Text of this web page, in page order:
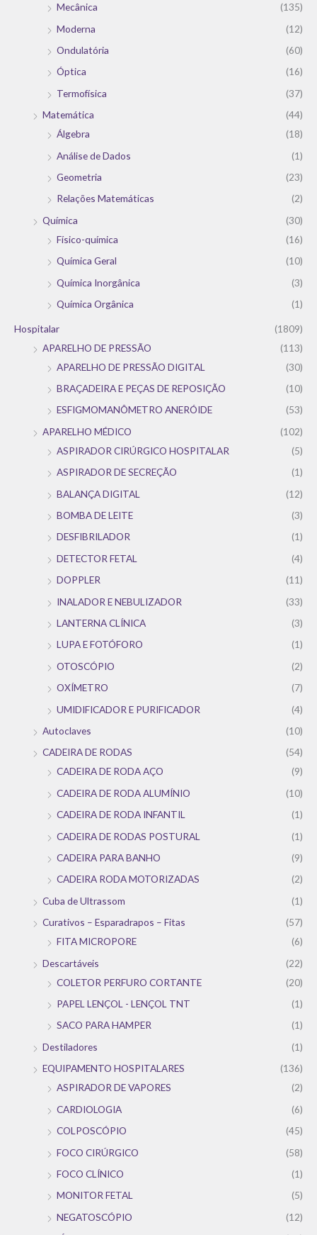
Mecânica
(135)
Moderna
(12)
Ondulatória
(60)
Óptica
(16)
Termofísica
(37)
Matemática
(44)
Álgebra
(18)
Análise de Dados
(1)
Geometria
(23)
Relações Matemáticas
(2)
Química
(30)
Físico-química
(16)
Química Geral
(10)
Química Inorgânica
(3)
Química Orgânica
(1)
Hospitalar
(1809)
APARELHO DE PRESSÃO
(113)
APARELHO DE PRESSÃO DIGITAL
(30)
BRAÇADEIRA E PEÇAS DE REPOSIÇÃO
(10)
ESFIGMOMANÔMETRO ANERÓIDE
(53)
APARELHO MÉDICO
(102)
ASPIRADOR CIRÚRGICO HOSPITALAR
(5)
ASPIRADOR DE SECREÇÃO
(1)
BALANÇA DIGITAL
(12)
BOMBA DE LEITE
(3)
DESFIBRILADOR
(1)
DETECTOR FETAL
(4)
DOPPLER
(11)
INALADOR E NEBULIZADOR
(33)
LANTERNA CLÍNICA
(3)
LUPA E FOTÓFORO
(1)
OTOSCÓPIO
(2)
OXÍMETRO
(7)
UMIDIFICADOR E PURIFICADOR
(4)
Autoclaves
(10)
CADEIRA DE RODAS
(54)
CADEIRA DE RODA AÇO
(9)
CADEIRA DE RODA ALUMÍNIO
(10)
CADEIRA DE RODA INFANTIL
(1)
CADEIRA DE RODAS POSTURAL
(1)
CADEIRA PARA BANHO
(9)
CADEIRA RODA MOTORIZADAS
(2)
Cuba de Ultrassom
(1)
Curativos – Esparadrapos – Fitas
(57)
FITA MICROPORE
(6)
Descartáveis
(22)
COLETOR PERFURO CORTANTE
(20)
PAPEL LENÇOL - LENÇOL TNT
(1)
SACO PARA HAMPER
(1)
Destiladores
(1)
EQUIPAMENTO HOSPITALARES
(136)
ASPIRADOR DE VAPORES
(2)
CARDIOLOGIA
(6)
COLPOSCÓPIO
(45)
FOCO CIRÚRGICO
(58)
FOCO CLÍNICO
(1)
MONITOR FETAL
(5)
NEGATOSCÓPIO
(12)